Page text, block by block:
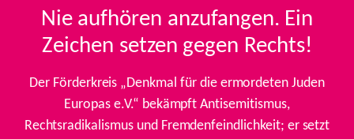
Nie aufhören anzufangen. Ein
Zeichen setzen gegen Rechts!
Der Förderkreis „Denkmal für die ermordeten Juden
Europas e.V.“ bekämpft Antisemitismus,
Rechtsradikalismus und Fremdenfeindlichkeit; er setzt